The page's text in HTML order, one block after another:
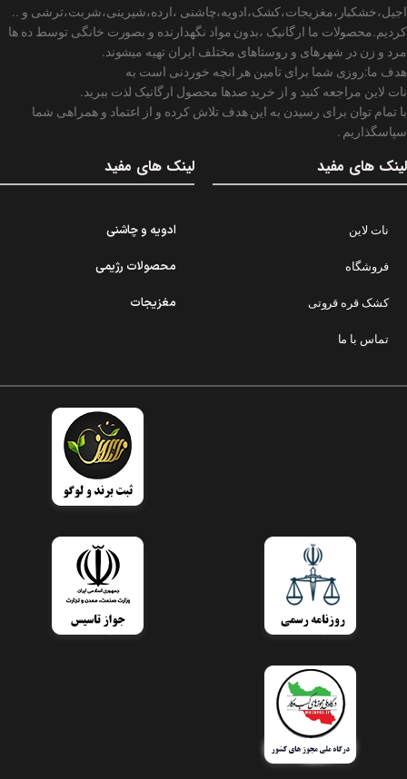
اجیل،خشکبار،مغزیجات،کشک،ادویه،چاشنی ،ارده،شیرینی،شربت،ترشی و ..
کردیم.محصولات ما ارگانیک ،بدون مواد نگهدارنده و بصورت خانگی توسط ده ها
مرد و زن در شهرهای و روستاهای مختلف ایران تهیه میشوند.
هدف ما:روزی شما برای تامین هر انچه خوردنی است به
نات لاین مراجعه کنید و از خرید صدها محصول ارگانیک لذت ببرید.
با تمام توان برای رسیدن به این هدف تلاش کرده و از اعتماد و همراهی شما
سپاسگذاریم .
لینک های مفید
نات لاین
فروشگاه
کشک قره قروتی
تماس با ما
لینک های مفید
ادویه و چاشنی
محصولات رژیمی
مغزیجات